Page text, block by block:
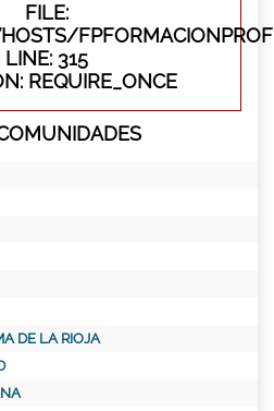
FILE:
LINE: 315
REQUIRE_ONCE
DE LA RIOJA